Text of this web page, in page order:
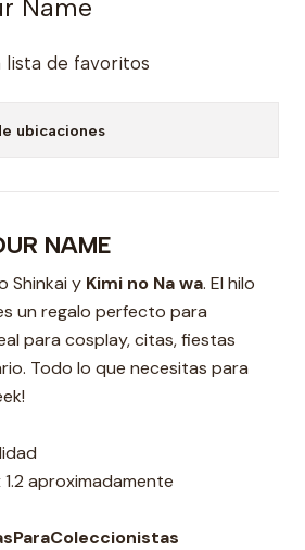
Name
lista de favoritos
ubicaciones
NAME
Shinkai y Kimi no Na wa. El hilo
un regalo perfecto para
para cosplay, citas, fiestas
Todo lo que necesitas para
aproximadamente